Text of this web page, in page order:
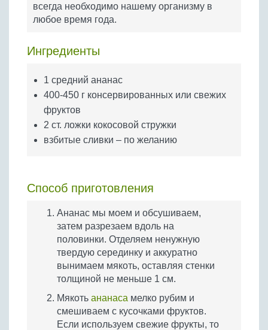
Бобовые
Яйца
всегда необходимо нашему организму в
любое время года.
Ингредиенты
1 средний ананас
400-450 г консервированных или свежих
фруктов
2 ст. ложки кокосовой стружки
взбитые сливки – по желанию
Способ приготовления
Ананас мы моем и обсушиваем,
затем разрезаем вдоль на
половинки. Отделяем ненужную
твердую серединку и аккуратно
вынимаем мякоть, оставляя стенки
толщиной не меньше 1 см.
Мякоть ананаса мелко рубим и
смешиваем с кусочками фруктов.
Если используем свежие фрукты, то